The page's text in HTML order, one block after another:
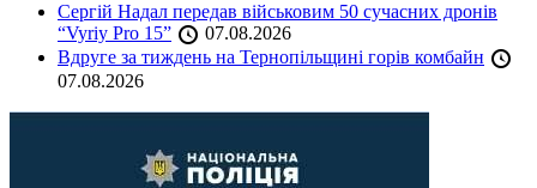
Сергій Надал передав військовим 50 сучасних дронів
“Vyriy Pro 15”
07.08.2026
Вдруге за тиждень на Тернопільщині горів комбайн
07.08.2026